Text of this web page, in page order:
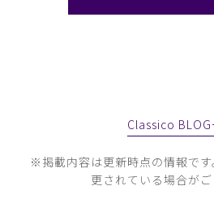
Classico BLOG
※掲載内容は更新時点の情報で
更されている場合がご